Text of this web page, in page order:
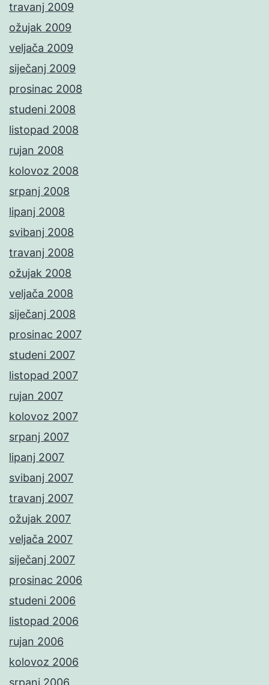
travanj 2009
ožujak 2009
veljača 2009
siječanj 2009
prosinac 2008
studeni 2008
listopad 2008
rujan 2008
kolovoz 2008
srpanj 2008
lipanj 2008
svibanj 2008
travanj 2008
ožujak 2008
veljača 2008
siječanj 2008
prosinac 2007
studeni 2007
listopad 2007
rujan 2007
kolovoz 2007
srpanj 2007
lipanj 2007
svibanj 2007
travanj 2007
ožujak 2007
veljača 2007
siječanj 2007
prosinac 2006
studeni 2006
listopad 2006
rujan 2006
kolovoz 2006